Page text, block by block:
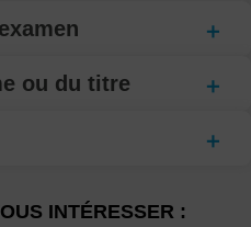
ou du titre
INTÉRESSER :